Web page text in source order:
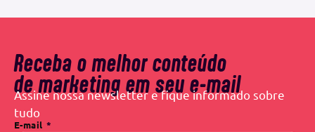
Receba o melhor conteúdo
de marketing em seu e-mail
Assine nossa newsletter e fique informado sobre
tudo
E-mail